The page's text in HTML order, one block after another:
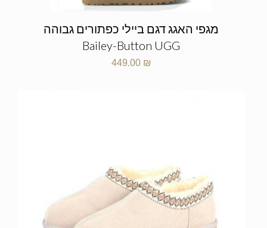
מגפי האגג דגם ביילי כפתורים גבוהה
Bailey-Button UGG
449.00 ₪